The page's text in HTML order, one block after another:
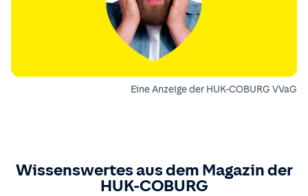
Eine Anzeige der HUK-COBURG VVaG
Wissenswertes aus dem Magazin der
HUK-COBURG